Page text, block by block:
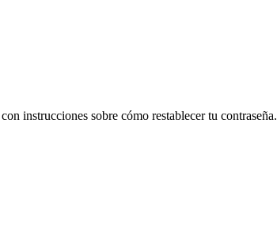
instrucciones sobre cómo restablecer tu contraseña.